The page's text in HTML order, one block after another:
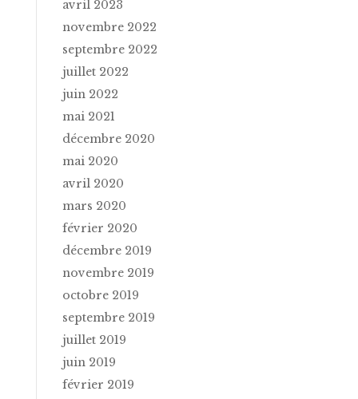
avril 2023
novembre 2022
septembre 2022
juillet 2022
juin 2022
mai 2021
décembre 2020
mai 2020
avril 2020
mars 2020
février 2020
décembre 2019
novembre 2019
octobre 2019
septembre 2019
juillet 2019
juin 2019
février 2019